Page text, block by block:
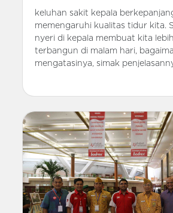
keluhan sakit kepala
memengaruhi kualitas tidur kita.
nyeri di kepala membuat kita
terbangun di malam hari,
mengatasinya, simak